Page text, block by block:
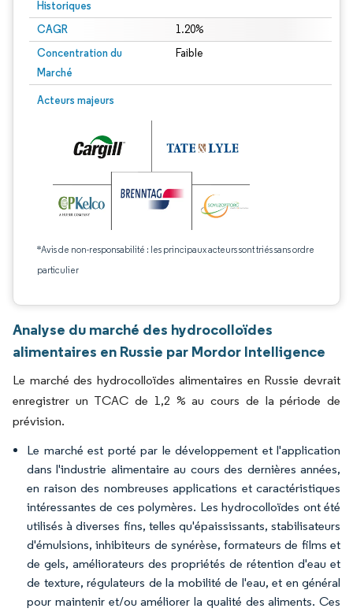
Historiques
CAGR 1.20%
Concentration du
Marché
Faible
Acteurs majeurs
*Avis de non-responsabilité : les principaux acteurs sont triés sans ordre
particulier
Analyse du marché des hydrocolloïdes
alimentaires en Russie par Mordor Intelligence
Le marché des hydrocolloïdes alimentaires en Russie devrait
enregistrer un TCAC de 1,2 % au cours de la période de
prévision.
Le marché est porté par le développement et l'application
dans l'industrie alimentaire au cours des dernières années,
en raison des nombreuses applications et caractéristiques
intéressantes de ces polymères. Les hydrocolloïdes ont été
utilisés à diverses fins, telles qu'épaississants, stabilisateurs
d'émulsions, inhibiteurs de synérèse, formateurs de films et
de gels, améliorateurs des propriétés de rétention d'eau et
de texture, régulateurs de la mobilité de l'eau, et en général
pour maintenir et/ou améliorer la qualité des aliments. Ces